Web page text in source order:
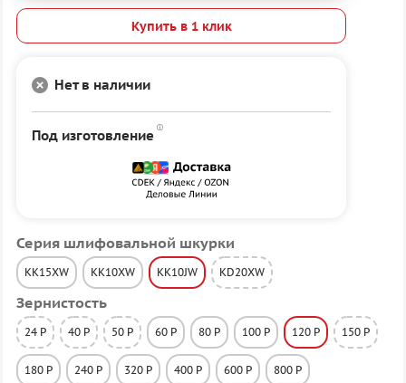
Серия шлифовальной шкурки
KK15XW KK10XW KK10JW KD20XW
Зернистость
24 P 40 P 50 P 60 P 80 P 100 P 120 P 150 P
180 P 240 P 320 P 400 P 600 P 800 P
Купить в 1 клик
Нет в наличии
Под изготовление